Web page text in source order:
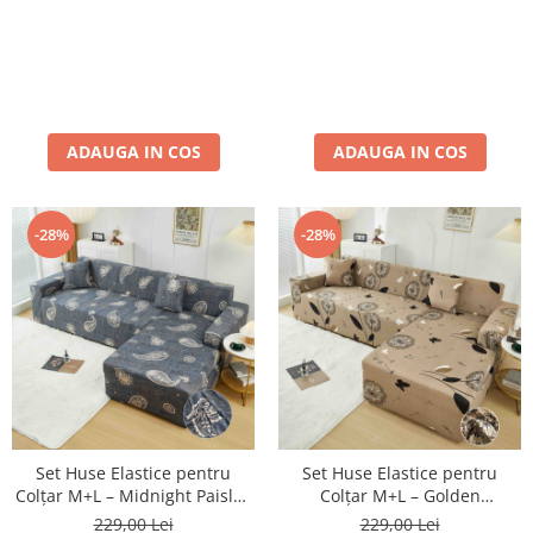
ADAUGA IN COS ADAUGA IN COS
-28%
Set Huse Elastice pentru
Colțar M+L – Midnight Paisley
Gri
229,00 Lei
-28%
Set Huse Elastice pentru
Colțar M+L – Golden
Dandelion Bej
229,00 Lei